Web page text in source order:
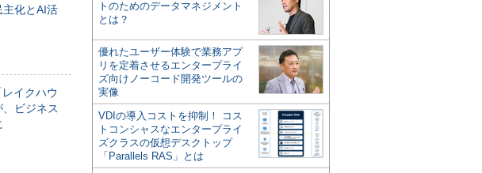
主化とAI活
イクハウ
ビジネス
トのためのデータマネジメント
とは？
優れたユーザー体験で業務アプ
リを定着させるエンタープライ
ズ向けノーコード開発ツールの
実像
VDIの導入コストを抑制！ コス
トコンシャスなエンタープライ
ズクラスの仮想デスクトップ
「Parallels RAS」とは